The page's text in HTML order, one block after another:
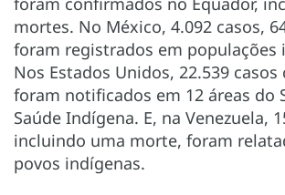
mortes. No México, 4.092 casos,
foram registrados em populações
Nos Estados Unidos, 22.539
foram notificados em 12 áreas do
Saúde Indígena. E, na Venezuela,
incluindo uma morte, foram
povos indígenas.